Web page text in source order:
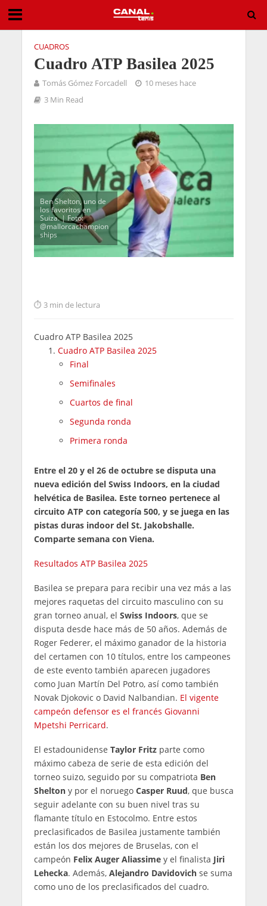
CUADROS
Cuadro ATP Basilea 2025
Tomás Gómez Forcadell
10 meses hace
3 Min Read
Ben Shelton, uno de
los favoritos en
Suiza. | Foto:
@mallorcachampion
ships
3 min de lectura
Cuadro ATP Basilea 2025
Cuadro ATP Basilea 2025
Final
Semifinales
Cuartos de final
Segunda ronda
Primera ronda
Entre el 20 y el 26 de octubre se disputa una
nueva edición del Swiss Indoors, en la ciudad
helvética de Basilea. Este torneo pertenece al
circuito ATP con categoría 500, y se juega en las
pistas duras indoor del St. Jakobshalle.
Comparte semana con Viena.
Resultados ATP Basilea 2025
Basilea se prepara para recibir una vez más a las
mejores raquetas del circuito masculino con su
gran torneo anual, el Swiss Indoors, que se
disputa desde hace más de 50 años. Además de
Roger Federer, el máximo ganador de la historia
del certamen con 10 títulos, entre los campeones
de este evento también aparecen jugadores
como Juan Martín Del Potro, así como también
Novak Djokovic o David Nalbandian. El vigente
campeón defensor es el francés Giovanni
Mpetshi Perricard.
El estadounidense Taylor Fritzparte como
máximo cabeza de serie de esta edición del
torneo suizo, seguido por su compatriota Ben
Sheltony por el noruego Casper Ruud, que busca
seguir adelante con su buen nivel tras su
flamante título en Estocolmo. Entre estos
preclasificados de Basilea justamente también
están los dos mejores de Bruselas, con el
campeón Felix Auger Aliassimey el finalista Jiri
Lehecka. Además, Alejandro Davidovichse suma
como uno de los preclasificados del cuadro.